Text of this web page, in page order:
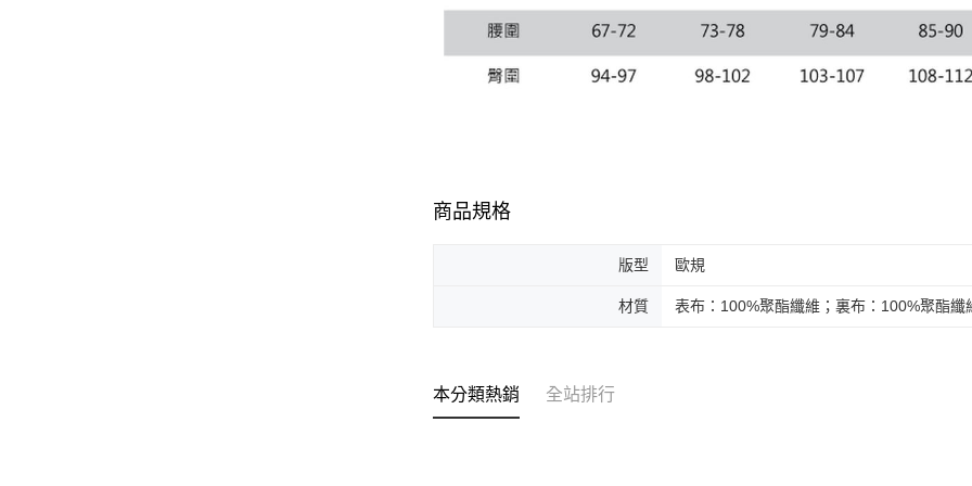
商品規格
版型 歐規
材質 表布：100%聚酯纖維；裏布：100%聚酯纖
本分類熱銷 全站排行